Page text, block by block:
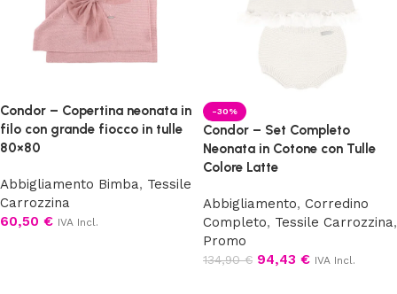
Condor – Copertina neonata in
filo con grande fiocco in tulle
80×80
Abbigliamento Bimba, Tessile
Carrozzina
60,50 € IVA Incl.
-30%
Condor – Set Completo
Neonata in Cotone con Tulle
Colore Latte
Abbigliamento, Corredino
Completo, Tessile Carrozzina,
Promo
134,90€ 94,43 € IVA Incl.